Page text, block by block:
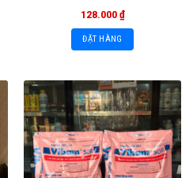
128.000₫
ĐẶT HÀNG